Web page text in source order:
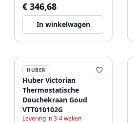
€ 346,68
In winkelwagen
HUBER
Huber Victorian
Thermostatische
Douchekraan Goud
VTT010102G
Levering in 3-4 weken